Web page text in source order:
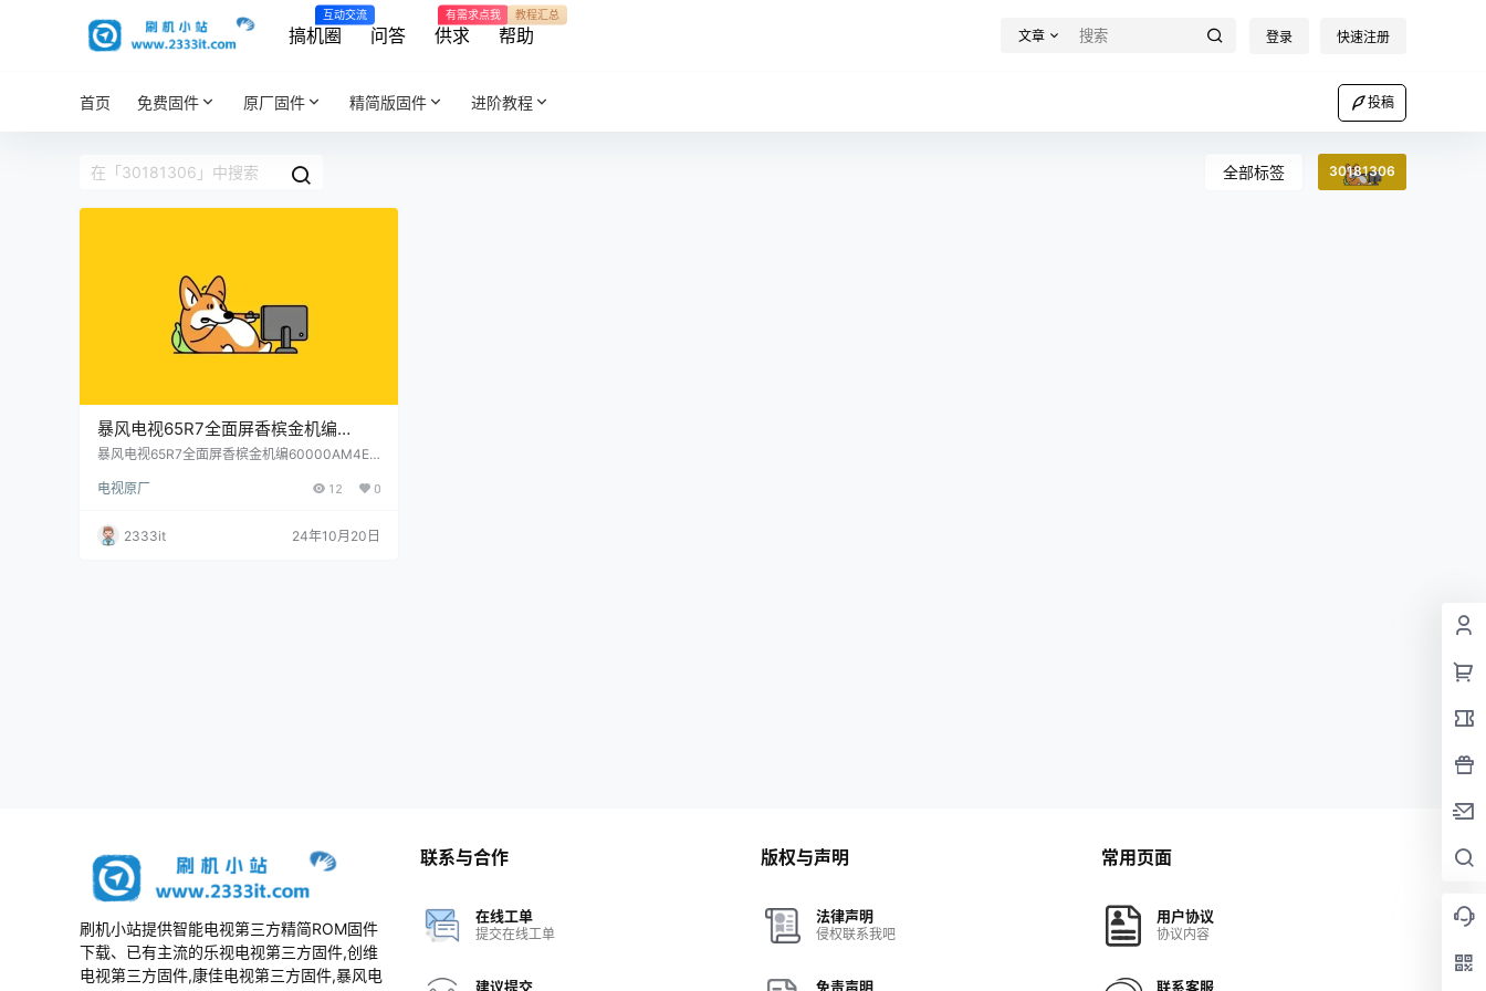
搞机圈
互动交流
问答 供求
有需求点我
帮助
教程汇总
文章 登录 快速注册
首页 免费固件 原厂固件 精简版固件 进阶教程 投稿
全部标签 30181306
暴风电视65R7全面屏香槟金机编
60000AM4E00主程序11181301屏程
程序U盘数据刷机包
暴风电视65R7全面屏香槟金机编60000AM4E0
J6-Q02原厂程序U盘数据刷机包
电视原厂 12 0
2333it 24年10月20日
刷机小站提供智能电视第三方精简ROM固件
下载、已有主流的乐视电视第三方固件,创维
电视第三方固件,康佳电视第三方固件,暴风电
联系与合作
在线工单
提交在线工单
建议提交
版权与声明
法律声明
侵权联系我吧
免责声明
常用页面
用户协议
协议内容
联系客服